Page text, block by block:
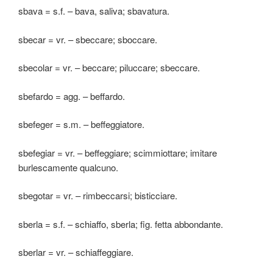
sbava = s.f. – bava, saliva; sbavatura.
sbecar = vr. – sbeccare; sboccare.
sbecolar = vr. – beccare; piluccare; sbeccare.
sbefardo = agg. – beffardo.
sbefeger = s.m. – beffeggiatore.
sbefegiar = vr. – beffeggiare; scimmiottare; imitare
burlescamente qualcuno.
sbegotar = vr. – rimbeccarsi; bisticciare.
sberla = s.f. – schiaffo, sberla; fig. fetta abbondante.
sberlar = vr. – schiaffeggiare.